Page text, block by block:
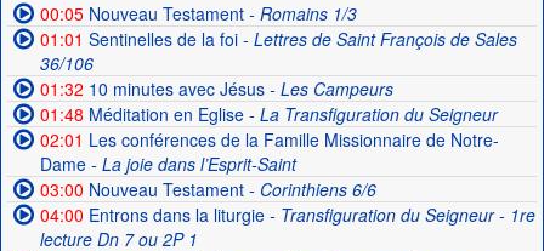
00:05Nouveau Testament- Romains 1/3
01:01 Sentinelles de la foi- Lettres de Saint François de Sales
36/106
01:32 10 minutes avec Jésus- Les Campeurs
01:48 Méditation en Eglise- La Transfiguration du Seigneur
02:01 Les conférences de la Famille Missionnaire de Notre-
Dame- La joie dans l’Esprit-Saint
03:00 Nouveau Testament- Corinthiens 6/6
04:00 Entrons dans la liturgie- Transfiguration du Seigneur - 1re
lecture Dn 7 ou 2P 1